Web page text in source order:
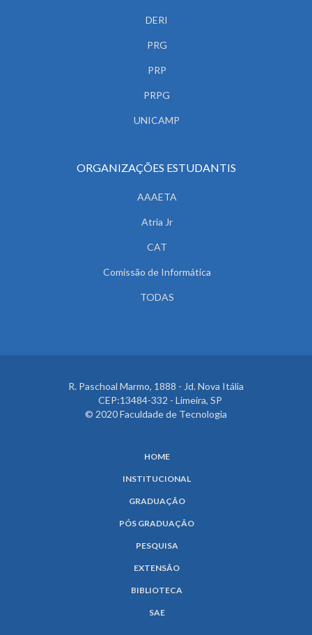
DERI
PRG
PRP
PRPG
UNICAMP
ORGANIZAÇÕES ESTUDANTIS
AAAETA
Atria Jr
CAT
Comissão de Informática
TODAS
R. Paschoal Marmo, 1888 - Jd. Nova Itália
CEP:13484-332 - Limeira, SP
© 2020 Faculdade de Tecnologia
HOME
INSTITUCIONAL
GRADUAÇÃO
PÓS GRADUAÇÃO
PESQUISA
EXTENSÃO
BIBLIOTECA
SAE